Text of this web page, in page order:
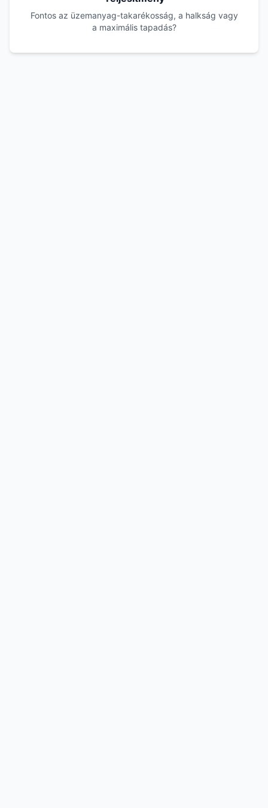
Fontos az üzemanyag-takarékosság, a halkság vagy
a maximális tapadás?